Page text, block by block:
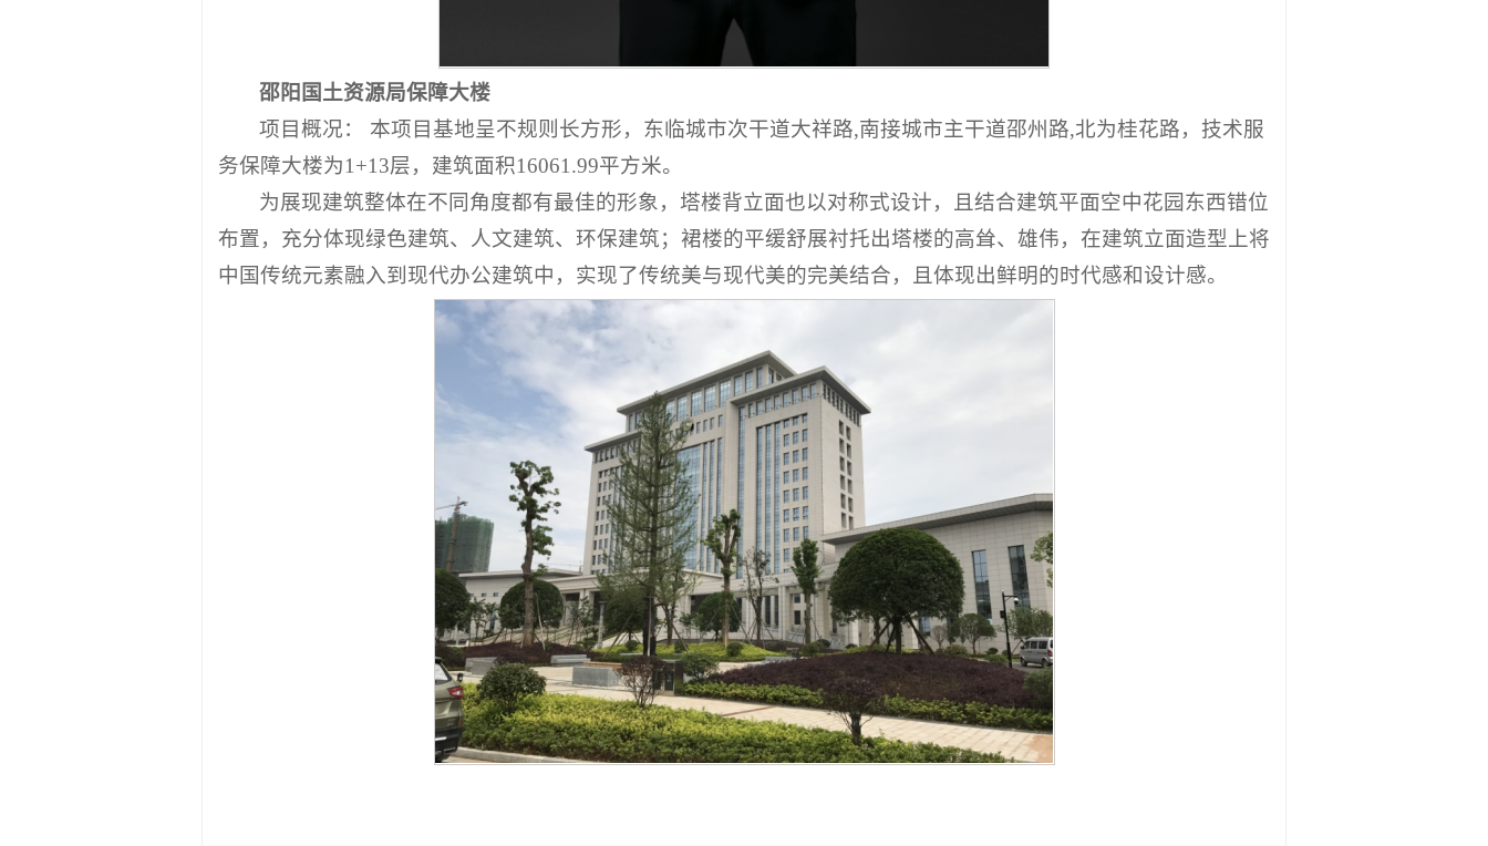
邵阳国土资源局保障大楼
项目概况： 本项目基地呈不规则长方形，东临城市次干道大祥路,南接城市主干道邵州路,北为桂花路，技术服
务保障大楼为1+13层，建筑面积16061.99平方米。
为展现建筑整体在不同角度都有最佳的形象，塔楼背立面也以对称式设计，且结合建筑平面空中花园东西错位
布置，充分体现绿色建筑、人文建筑、环保建筑；裙楼的平缓舒展衬托出塔楼的高耸、雄伟，在建筑立面造型上将
中国传统元素融入到现代办公建筑中，实现了传统美与现代美的完美结合，且体现出鲜明的时代感和设计感。